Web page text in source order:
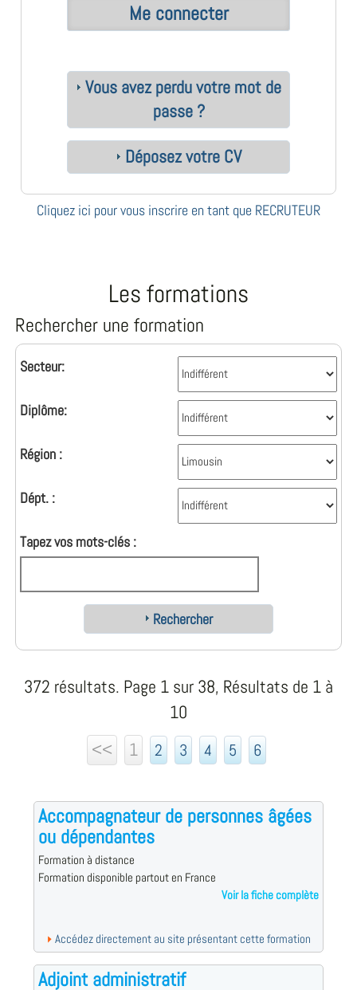
Vous avez perdu votre mot de
passe ?
Déposez votre CV
Cliquez ici pour vous inscrire en tant que RECRUTEUR
Les formations
Rechercher une formation
Secteur:
Diplôme:
Région :
Dépt. :
Tapez vos mots-clés :
Rechercher
372 résultats. Page 1 sur 38, Résultats de 1 à
10
<<
1 2 3 4 5 6
Accompagnateur de personnes âgées
ou dépendantes
Formation à distance
Formation disponible partout en France
Voir la fiche complète
Accédez directement au site présentant cette formation
Adjoint administratif